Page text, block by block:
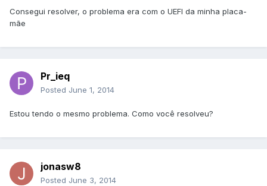
Consegui resolver, o problema era com o UEFI da minha placa-
mãe
Pr_ieq
Posted June 1, 2014
Estou tendo o mesmo problema. Como você resolveu?
jonasw8
Posted June 3, 2014